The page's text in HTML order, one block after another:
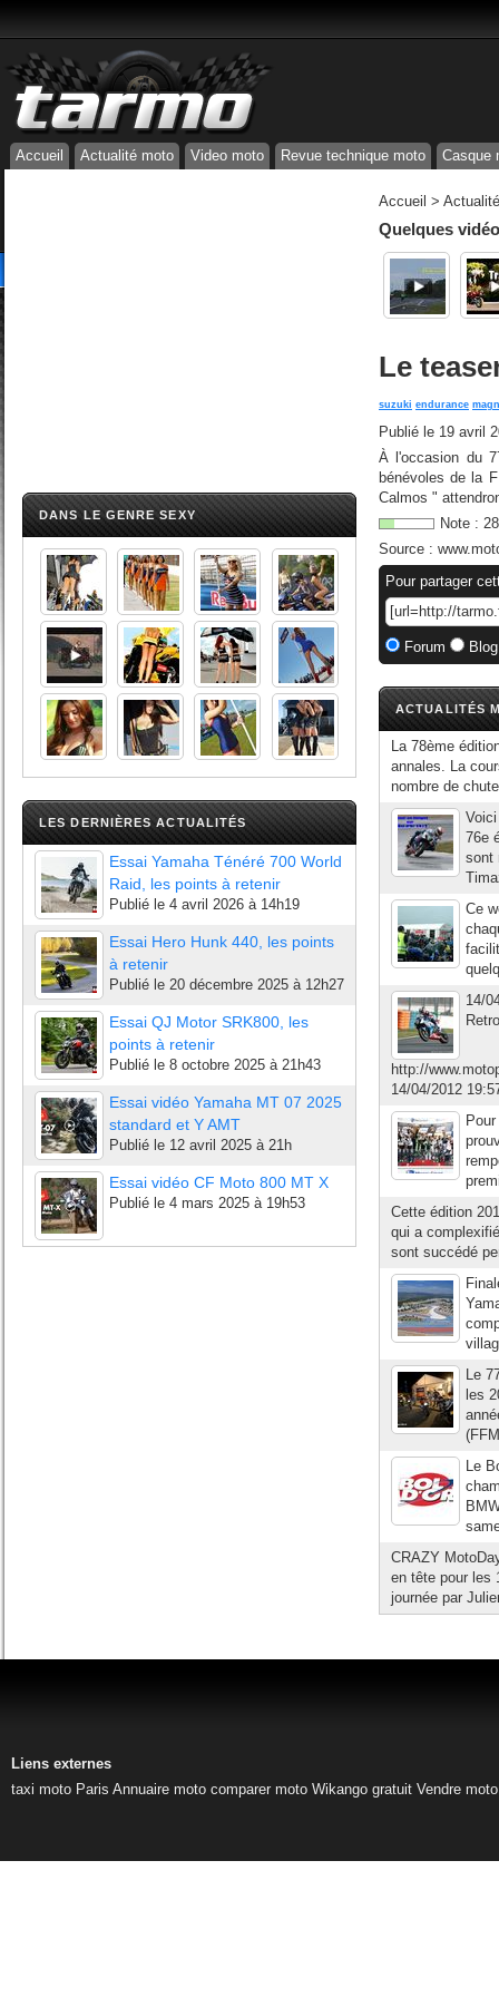
Accueil Actualité moto Video moto Revue technique moto Casque
DANS LE GENRE SEXY
LES DERNIÈRES ACTUALITÉS
Essai Yamaha Ténéré 700 World
Raid, les points à retenir
Publié le 4 avril 2026 à 14h19
Essai Hero Hunk 440, les points
à retenir
Publié le 20 décembre 2025 à 12h27
Essai QJ Motor SRK800, les
points à retenir
Publié le 8 octobre 2025 à 21h43
Essai vidéo Yamaha MT 07 2025
standard et Y AMT
Publié le 12 avril 2025 à 21h
Essai vidéo CF Moto 800 MT X
Publié le 4 mars 2025 à 19h53
Accueil >
Quelques
Le
suzuki endurance
Publié le 19 avril
À l'occasion du
bénévoles de la
Calmos "
Note : 28
Source :
Pour partager
Forum
ACTUALITÉS
La 78ème
annales. La
nombre de
76e
sont
Ce
14/
http://
14/04/2012
Cette édition
qui a
sont succédé
Le
les
Le
CRAZY
en tête pour les
journée par
Liens externes
taxi moto Paris Annuaire moto comparer moto Wikango gratuit Vendre moto